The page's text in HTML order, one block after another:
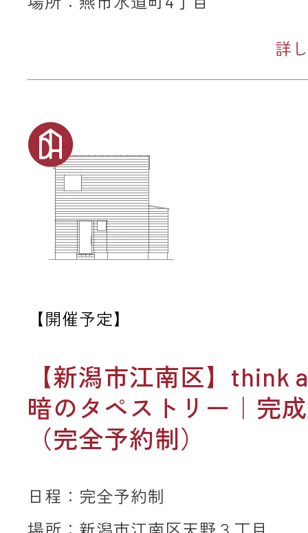
詳
【開催予定】
【新潟市江南区】think
暗のタペストリー｜完
（完全予約制）
日程：完全予約制
場所：新潟市江南区天野３丁目